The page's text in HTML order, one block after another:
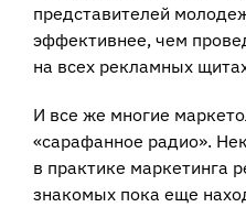
представителей
эффективнее, чем
на всех рекламных
И все же многие
«сарафанное радио».
в практике маркетинга
знакомых пока еще